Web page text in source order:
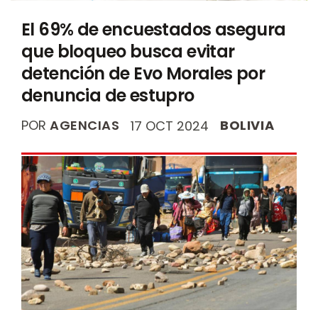
El 69% de encuestados asegura
que bloqueo busca evitar
detención de Evo Morales por
denuncia de estupro
POR AGENCIAS 17 OCT 2024 BOLIVIA